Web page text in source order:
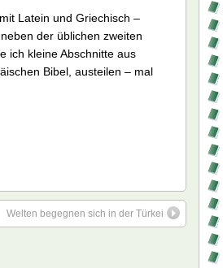
Latein und Griechisch –
der üblichen zweiten
ich kleine Abschnitte aus
Bibel, austeilen – mal
Welten begegnen sich in der Türkei